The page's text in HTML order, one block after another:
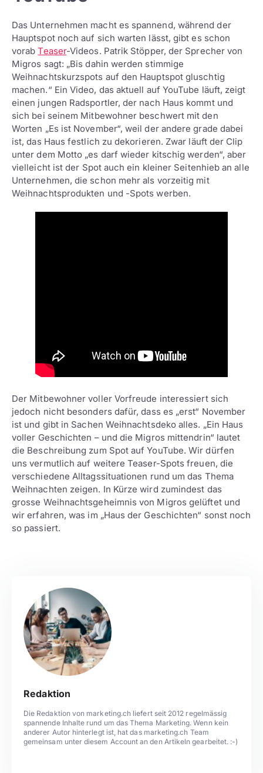
Das Unternehmen macht es spannend, während der
Hauptspot noch auf sich warten lässt, gibt es schon
vorabTeaser-Videos. Patrik Stöpper, der Sprecher von
Migros sagt: „Bis dahin werden stimmige
Weihnachtskurzspots auf den Hauptspot gluschtig
machen.“ Ein Video, das aktuell auf YouTube läuft, zeigt
einen jungen Radsportler, der nach Haus kommt und
sich bei seinem Mitbewohner beschwert mit den
Worten „Es ist November“, weil der andere grade dabei
ist, das Haus festlich zu dekorieren. Zwar läuft der Clip
unter dem Motto „es darf wieder kitschig werden“, aber
vielleicht ist der Spot auch ein kleiner Seitenhieb an alle
Unternehmen, die schon mehr als vorzeitig mit
Weihnachtsprodukten und -Spots werben.
Der Mitbewohner voller Vorfreude interessiert sich
jedoch nicht besonders dafür, dass es „erst“ November
ist und gibt in Sachen Weihnachtsdeko alles. „Ein Haus
voller Geschichten – und die Migros mittendrin“ lautet
die Beschreibung zum Spot auf YouTube. Wir dürfen
uns vermutlich auf weitere Teaser-Spots freuen, die
verschiedene Alltagssituationen rund um das Thema
Weihnachten zeigen. In Kürze wird zumindest das
grosse Weihnachtsgeheimnis von Migros gelüftet und
wir erfahren, was im „Haus der Geschichten“ sonst noch
so passiert.
Redaktion
Die Redaktion von marketing.ch liefert seit 2012 regelmässig
spannende Inhalte rund um das Thema Marketing. Wenn kein
anderer Autor hinterlegt ist, hat das marketing.ch Team
gemeinsam unter diesem Account an den Artikeln gearbeitet. :-)